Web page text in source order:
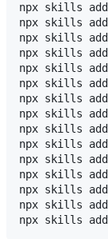
npx skills add
npx skills add
npx skills add
npx skills add
npx skills add
npx skills add
npx skills add
npx skills add
npx skills add
npx skills add
npx skills add
npx skills add
npx skills add
npx skills add